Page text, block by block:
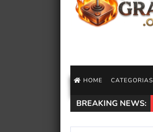
HOME CATEGORIAS
BREAKING NEWS: